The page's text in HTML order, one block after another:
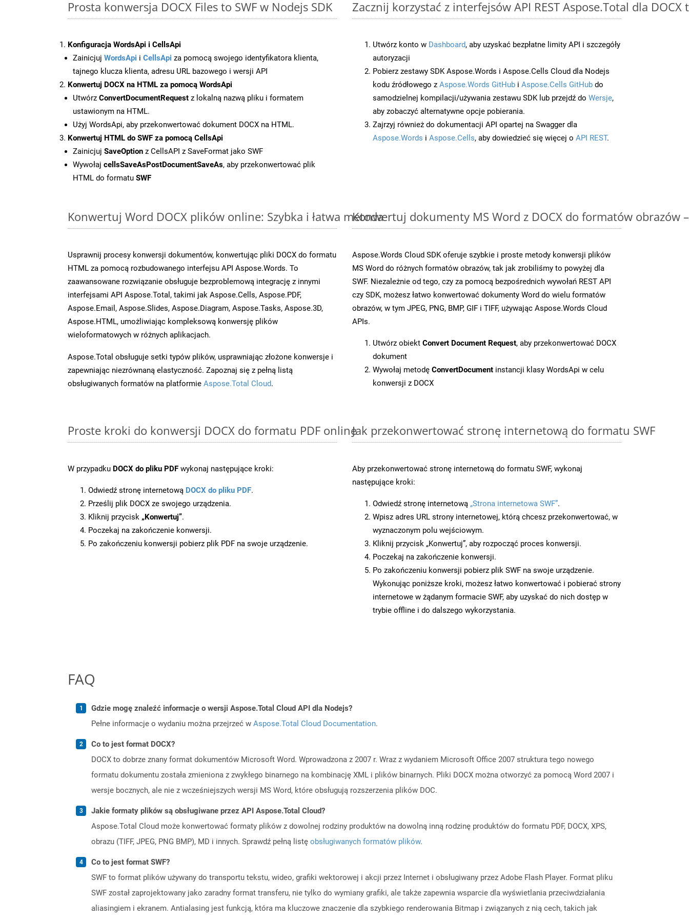
Prosta konwersja DOCX Files to SWF w Nodejs SDK
Konfiguracja WordsApi i CellsApi
Zainicjuj WordsApi i CellsApi za pomocą swojego identyfikatora klienta,
tajnego klucza klienta, adresu URL bazowego i wersji API
Konwertuj DOCX na HTML za pomocą WordsApi
Utwórz ConvertDocumentRequest z lokalną nazwą pliku i formatem
ustawionym na HTML.
Użyj WordsApi, aby przekonwertować dokument DOCX na HTML.
Konwertuj HTML do SWF za pomocą CellsApi
Zainicjuj SaveOption z CellsAPI z SaveFormat jako SWF
Wywołaj cellsSaveAsPostDocumentSaveAs, aby przekonwertować plik
HTML do formatu SWF
Zacznij korzystać z interfejsów API REST Aspose.Total dla DOCX
Utwórz konto w Dashboard, aby uzyskać bezpłatne limity API i szczegóły
autoryzacji
Pobierz zestawy SDK Aspose.Words i Aspose.Cells Cloud dla Nodejs
kodu źródłowego z Aspose.Words GitHub i Aspose.Cells GitHub do
samodzielnej kompilacji/używania zestawu SDK lub przejdź do Wersje,
aby zobaczyć alternatywne opcje pobierania.
Zajrzyj również do dokumentacji API opartej na Swagger dla
Aspose.Words i Aspose.Cells, aby dowiedzieć się więcej o API REST.
Konwertuj Word DOCX plików online: Szybka i łatwa metoda
Usprawnij procesy konwersji dokumentów, konwertując pliki DOCX do formatu
HTML za pomocą rozbudowanego interfejsu API Aspose.Words. To
zaawansowane rozwiązanie obsługuje bezproblemową integrację z innymi
interfejsami API Aspose.Total, takimi jak Aspose.Cells, Aspose.PDF,
Aspose.Email, Aspose.Slides, Aspose.Diagram, Aspose.Tasks, Aspose.3D,
Aspose.HTML, umożliwiając kompleksową konwersję plików
wieloformatowych w różnych aplikacjach.
Aspose.Total obsługuje setki typów plików, usprawniając złożone konwersje i
zapewniając niezrównaną elastyczność. Zapoznaj się z pełną listą
obsługiwanych formatów na platformie Aspose.Total Cloud.
Konwertuj dokumenty MS Word z DOCX do formatów obrazów
Aspose.Words Cloud SDK oferuje szybkie i proste metody konwersji plików
MS Word do różnych formatów obrazów, tak jak zrobiliśmy to powyżej dla
SWF. Niezależnie od tego, czy za pomocą bezpośrednich wywołań REST API
czy SDK, możesz łatwo konwertować dokumenty Word do wielu formatów
obrazów, w tym JPEG, PNG, BMP, GIF i TIFF, używając Aspose.Words Cloud
APIs.
Utwórz obiekt Convert Document Request, aby przekonwertować DOCX
dokument
Wywołaj metodę ConvertDocument instancji klasy WordsApi w celu
konwersji z DOCX
Proste kroki do konwersji DOCX do formatu PDF online
W przypadku DOCX do pliku PDF wykonaj następujące kroki:
Odwiedź stronę internetową DOCX do pliku PDF.
Prześlij plik DOCX ze swojego urządzenia.
Kliknij przycisk „Konwertuj”.
Poczekaj na zakończenie konwersji.
Po zakończeniu konwersji pobierz plik PDF na swoje urządzenie.
Jak przekonwertować stronę internetową do formatu SWF
Aby przekonwertować stronę internetową do formatu SWF, wykonaj
następujące kroki:
Odwiedź stronę internetową „Strona internetowa SWF”.
Wpisz adres URL strony internetowej, którą chcesz przekonwertować, w
wyznaczonym polu wejściowym.
Kliknij przycisk „Konwertuj”, aby rozpocząć proces konwersji.
Poczekaj na zakończenie konwersji.
Po zakończeniu konwersji pobierz plik SWF na swoje urządzenie.
Wykonując poniższe kroki, możesz łatwo konwertować i pobierać strony
internetowe w żądanym formacie SWF, aby uzyskać do nich dostęp w
trybie offline i do dalszego wykorzystania.
FAQ
Gdzie mogę znaleźć informacje o wersji Aspose.Total Cloud API dla Nodejs?
Pełne informacje o wydaniu można przejrzeć w Aspose.Total Cloud Documentation.
Co to jest format DOCX?
DOCX to dobrze znany format dokumentów Microsoft Word. Wprowadzona z 2007 r. Wraz z wydaniem Microsoft Office 2007 struktura tego nowego
formatu dokumentu została zmieniona z zwykłego binarnego na kombinację XML i plików binarnych. Pliki DOCX można otworzyć za pomocą Word 2007 i
wersje bocznych, ale nie z wcześniejszych wersji MS Word, które obsługują rozszerzenia plików DOC.
Jakie formaty plików są obsługiwane przez API Aspose.Total Cloud?
Aspose.Total Cloud może konwertować formaty plików z dowolnej rodziny produktów na dowolną inną rodzinę produktów do formatu PDF, DOCX, XPS,
obrazu (TIFF, JPEG, PNG BMP), MD i innych. Sprawdź pełną listę obsługiwanych formatów plików.
Co to jest format SWF?
SWF to format plików używany do transportu tekstu, wideo, grafiki wektorowej i akcji przez Internet i obsługiwany przez Adobe Flash Player. Format pliku
SWF został zaprojektowany jako zaradny format transferu, nie tylko do wymiany grafiki, ale także zapewnia wsparcie dla wyświetlania przeciwdziałania
aliasingiem i ekranem. Antialasing jest funkcją, która ma kluczowe znaczenie dla szybkiego renderowania Bitmap i związanych z nią cech, takich jak